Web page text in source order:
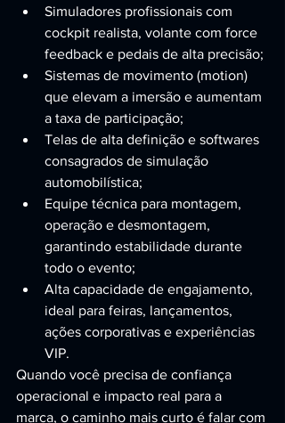
Simuladores profissionais com
cockpit realista, volante com force
feedback e pedais de alta precisão;
Sistemas de movimento (motion)
que elevam a imersão e aumentam
a taxa de participação;
Telas de alta definição e softwares
consagrados de simulação
automobilística;
Equipe técnica para montagem,
operação e desmontagem,
garantindo estabilidade durante
todo o evento;
Alta capacidade de engajamento,
ideal para feiras, lançamentos,
ações corporativas e experiências
VIP.
Quando você precisa de confiança
operacional e impacto real para a
marca, o caminho mais curto é falar com